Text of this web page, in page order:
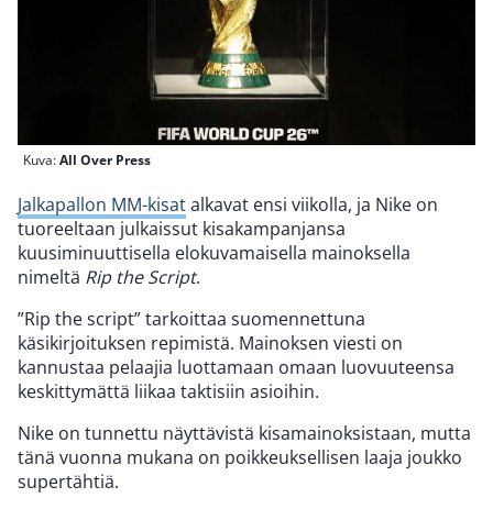
Kuva:All Over Press
Jalkapallon MM-kisatalkavat ensi viikolla, ja Nike on
tuoreeltaan julkaissut kisakampanjansa
kuusiminuuttisella elokuvamaisella mainoksella
nimeltä Rip the Script.
”Rip the script” tarkoittaa suomennettuna
käsikirjoituksen repimistä. Mainoksen viesti on
kannustaa pelaajia luottamaan omaan luovuuteensa
keskittymättä liikaa taktisiin asioihin.
Nike on tunnettu näyttävistä kisamainoksistaan, mutta
tänä vuonna mukana on poikkeuksellisen laaja joukko
supertähtiä.